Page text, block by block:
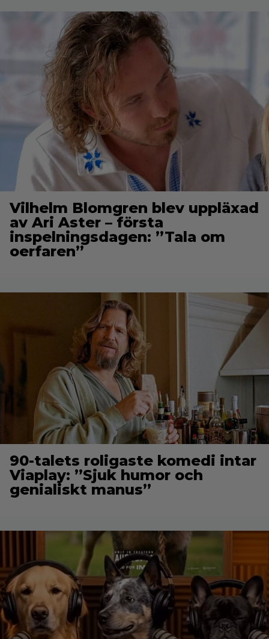
Vilhelm Blomgren blev uppläxad
av Ari Aster – första
inspelningsdagen: ”Tala om
oerfaren”
90-talets roligaste komedi intar
Viaplay: ”Sjuk humor och
genialiskt manus”